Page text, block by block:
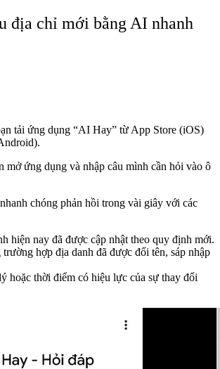
địa chỉ mới bằng AI nhanh
tải ứng dụng “AI Hay” từ App Store (iOS)
mở ứng dụng và nhập câu mình cần hỏi vào ô
chóng phản hồi trong vài giây với các
hiện nay đã được cập nhật theo quy định mới.
hợp địa danh đã được đổi tên, sáp nhập
hoặc thời điểm có hiệu lực của sự thay đổi